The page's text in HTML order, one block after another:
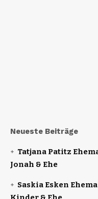
Neueste Beiträge
Tatjana Patitz
Jonah & Ehe
Saskia Esken